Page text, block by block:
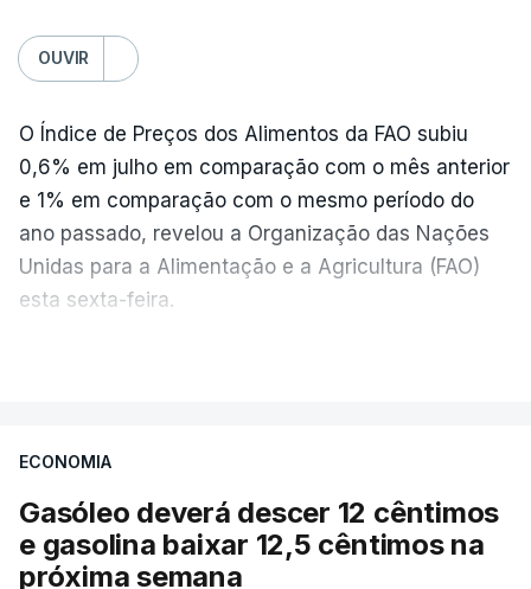
OUVIR
O Índice de Preços dos Alimentos da FAO subiu
0,6% em julho em comparação com o mês anterior
e 1% em comparação com o mesmo período do
ano passado, revelou a Organização das Nações
Unidas para a Alimentação e a Agricultura (FAO)
esta sexta-feira.
com ondas de calor no Verão e conflitos na
Ucrânia e no Médio Oriente a elevar os
custos das colheitas.
ECONOMIA
Gasóleo deverá descer 12 cêntimos
e gasolina baixar 12,5 cêntimos na
próxima semana